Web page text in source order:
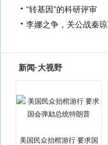
“转基因”的科研评审
李娜之争，关公战秦琼
新闻·大视野
美国民众抬棺游行 要求国